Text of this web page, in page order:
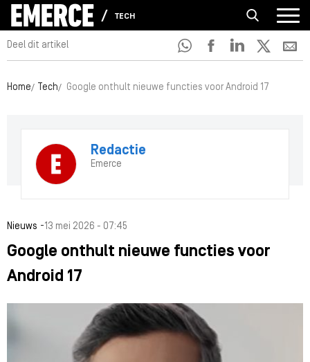
TECH
Deel dit artikel
Home Tech Google onthult nieuwe functies voor Android 17
Redactie
Emerce
Nieuws -13 mei 2026 - 07:45
Google onthult nieuwe functies voor
Android 17